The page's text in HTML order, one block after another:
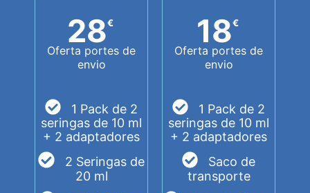
28€
Oferta portes de
envio
1 Pack de 2
seringas de 10 ml
+ 2 adaptadores
2 Seringas de
20 ml
18€
Oferta portes de
envio
1 Pack de 2
seringas de 10 ml
+ 2 adaptadores
Saco de
transporte